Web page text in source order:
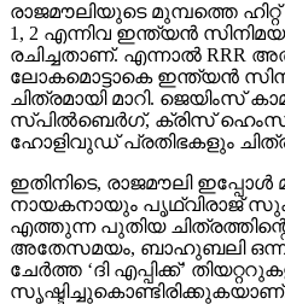
രാജമൗലിയുടെ മുമ്പത്തെ
1, 2 എന്നിവ ഇന്ത്യന്‍
രചിച്ചതാണ്. എന്നാല്‍ RRR
ലോകമൊട്ടാകെ ഇന്ത്യന്‍
ചിത്രമായി മാറി. ജെയിംസ്
സ്പില്‍ബെര്‍ഗ്, ക്രിസ്
ഹോളിവുഡ് പ്രതിഭകളും
ഇതിനിടെ, രാജമൗലി
നായകനായും പൃഥ്വിരാജ്
എത്തുന്ന പുതിയ
അതേസമയം, ബാഹുബലി
ചേര്‍ത്ത ‘ദി എപ്പിക്ക്’